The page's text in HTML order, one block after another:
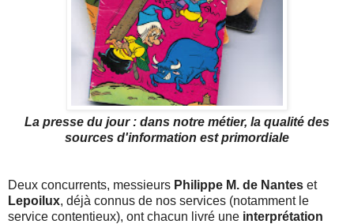
La presse du jour : dans notre métier, la qualité des
sources d'information est primordiale
Deux concurrents, messieurs Philippe M. de Nantes et
Lepoilux, déjà connus de nos services (notamment le
service contentieux), ont chacun livré une interprétation